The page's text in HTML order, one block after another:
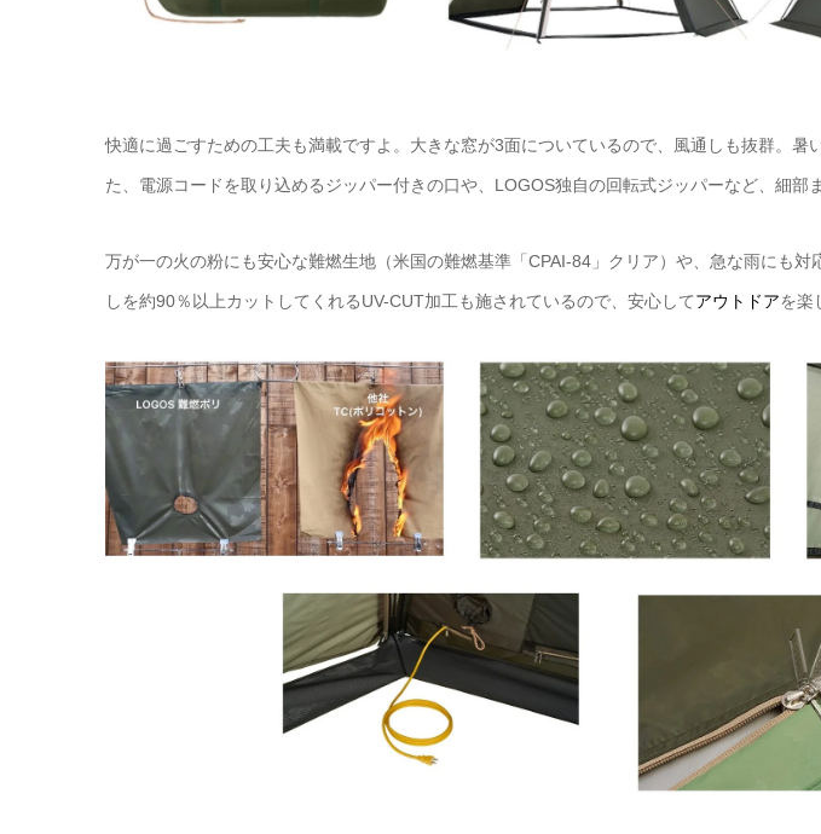
快適に過ごすための工夫も満載ですよ。大きな窓が3面についているので、風通しも抜群。暑
た、電源コードを取り込めるジッパー付きの口や、LOGOS独自の回転式ジッパーなど、細部
万が一の火の粉にも安心な難燃生地（米国の難燃基準「CPAI-84」クリア）や、急な雨にも
しを約90％以上カットしてくれるUV-CUT加工も施されているので、安心してアウトドアを楽